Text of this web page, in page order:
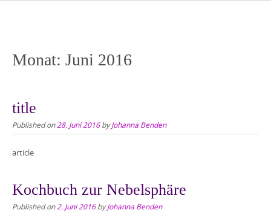
Monat: Juni 2016
title
Published on28. Juni 2016byJohanna Benden
article
Kochbuch zur Nebelsphäre
Published on2. Juni 2016byJohanna Benden